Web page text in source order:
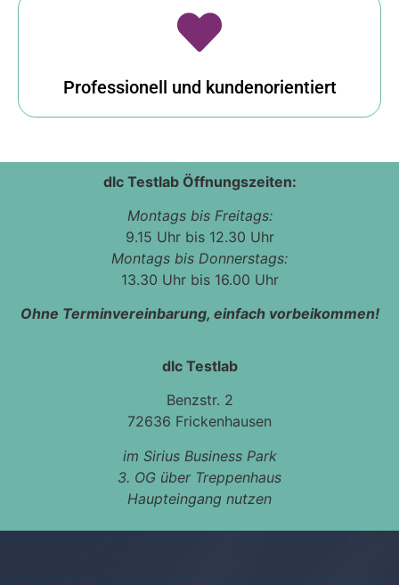
Professionell und kundenorientiert
dlc Testlab Öffnungszeiten:
Montags bis Freitags:
9.15 Uhr bis 12.30 Uhr
Montags bis Donnerstags:
13.30 Uhr bis 16.00 Uhr
Ohne Terminvereinbarung, einfach vorbeikommen!
dlc Testlab
Benzstr. 2
72636 Frickenhausen
im Sirius Business Park
3. OG über Treppenhaus
Haupteingang nutzen